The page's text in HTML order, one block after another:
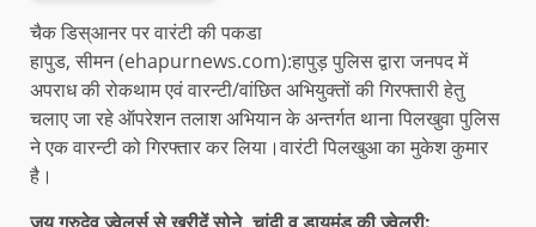
चैक डिस्आनर पर वारंटी की पकडा
हापुड, सीमन (ehapurnews.com):हापुड़ पुलिस द्वारा जनपद में
अपराध की रोकथाम एवं वारन्टी/वांछित अभियुक्तों की गिरफ्तारी हेतु
चलाए जा रहे ऑपरेशन तलाश अभियान के अन्तर्गत थाना पिलखुवा पुलिस
ने एक वारन्टी को गिरफ्तार कर लिया।वारंटी पिलखुआ का मुकेश कुमार
है।